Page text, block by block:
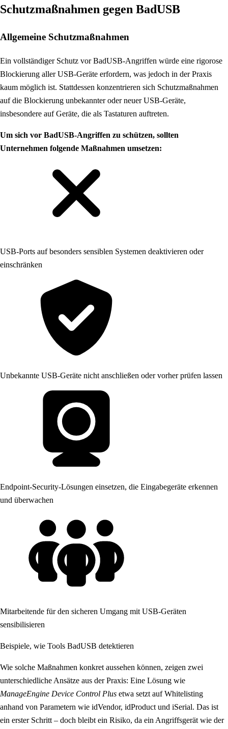
Schutzmaßnahmen gegen BadUSB
Allgemeine Schutzmaßnahmen
Ein vollständiger Schutz vor BadUSB-Angriffen würde eine rigorose
Blockierung aller USB-Geräte erfordern, was jedoch in der Praxis
kaum möglich ist. Stattdessen konzentrieren sich Schutzmaßnahmen
auf die Blockierung unbekannter oder neuer USB-Geräte,
insbesondere auf Geräte, die als Tastaturen auftreten.
Um sich vor BadUSB-Angriffen zu schützen, sollten
Unternehmen folgende Maßnahmen umsetzen:
USB-Ports auf besonders sensiblen Systemen deaktivieren oder
einschränken
Unbekannte USB-Geräte nicht anschließen oder vorher prüfen lassen
Endpoint-Security-Lösungen einsetzen, die Eingabegeräte erkennen
und überwachen
Mitarbeitende für den sicheren Umgang mit USB-Geräten
sensibilisieren
Beispiele, wie Tools BadUSB detektieren
Wie solche Maßnahmen konkret aussehen können, zeigen zwei
unterschiedliche Ansätze aus der Praxis: Eine Lösung wie
ManageEngine Device Control Plus etwa setzt auf Whitelisting
anhand von Parametern wie idVendor, idProduct und iSerial. Das ist
ein erster Schritt – doch bleibt ein Risiko, da ein Angriffsgerät wie der